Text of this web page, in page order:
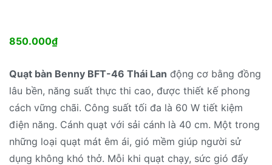
850.000₫
Quạt bàn Benny BFT-46 Thái Lan động cơ bằng đồng
lâu bền, năng suất thực thi cao, được thiết kế phong
cách vững chãi. Công suất tối đa là 60 W tiết kiệm
điện năng. Cánh quạt với sải cánh là 40 cm. Một trong
những loại quạt mát êm ái, gió mềm giúp người sử
dụng không khó thở. Mỗi khi quạt chạy, sức gió đẩy